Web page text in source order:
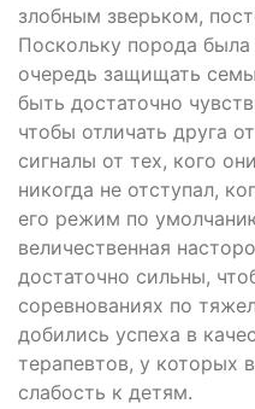
злобным зверьком,
Поскольку порода
очередь защищать
быть достаточно
чтобы отличать друга
сигналы от тех, кого
никогда не отступал,
его режим по
величественная
достаточно сильны,
соревнованиях по
добились успеха в
терапевтов, у которых
слабость к детям.